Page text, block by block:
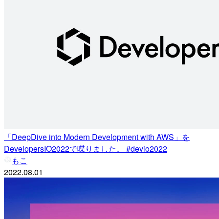
「DeepDive into Modern Development with AWS」を
DevelopersIO2022で喋りました。 #devio2022
もこ
2022.08.01